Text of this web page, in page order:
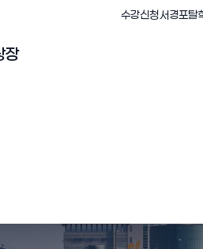
수강신청(새창 열
서경포탈(
장